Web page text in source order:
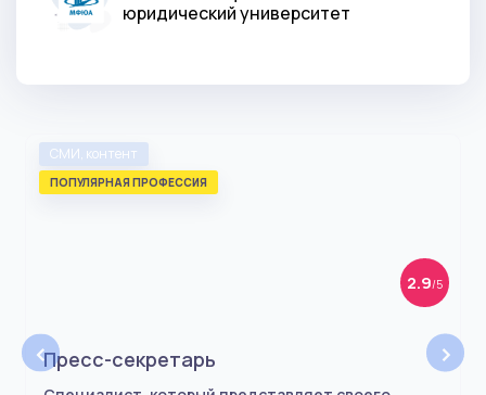
юридический университет
‹
СМИ, контент
ПОПУЛЯРНАЯ ПРОФЕССИЯ
2.9/5
Пресс-секретарь ›